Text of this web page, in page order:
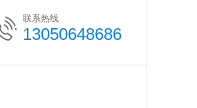
联系热线
13050648686